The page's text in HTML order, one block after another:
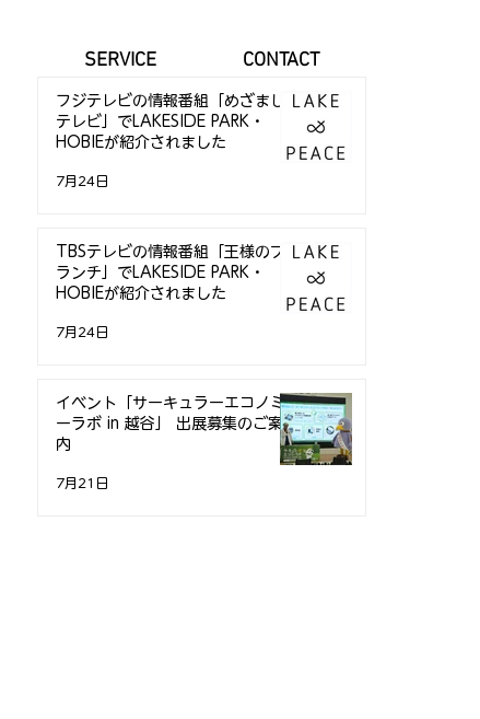
SERVICE CONTACT
フジテレビの情報番組「めざまし
テレビ」でLAKESIDE PARK・
HOBIEが紹介されました
7月24日
TBSテレビの情報番組「王様のブ
ランチ」でLAKESIDE PARK・
HOBIEが紹介されました
7月24日
イベント「サーキュラーエコノミ
ーラボ in 越谷」 出展募集のご案
内
7月21日